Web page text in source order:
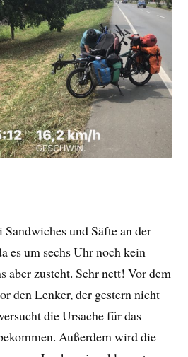
und Säfte an der
es um sechs Uhr noch kein
aber zusteht. Sehr nett! Vor dem
den Lenker, der gestern nicht
die Ursache für das
Außerdem wird die